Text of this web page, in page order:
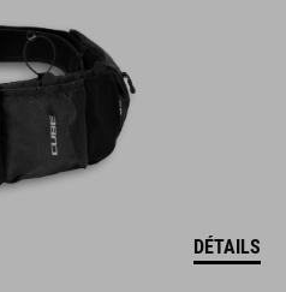
DÉTAILS